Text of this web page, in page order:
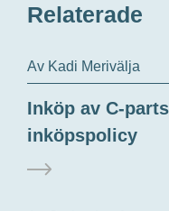
Relaterade
Av Kadi Merivälja
Inköp av C-
inköpspolicy